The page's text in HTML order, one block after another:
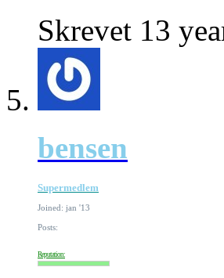
Skrevet 13
bensen
Supermedlem
Joined: jan '13
Posts:
Reputation: